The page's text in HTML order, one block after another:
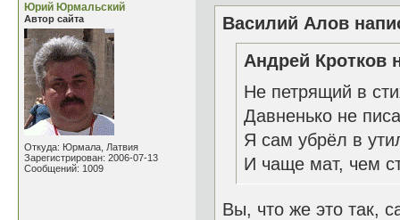
Юрий Юрмальский
Автор сайта
Откуда: Юрмала, Латвия
Зарегистрирован: 2006-07-13
Сообщений: 1009
Василий Алов
Андрей Кротков
Не петрящий в
Давненько не
Я сам убрёл в
И чаще мат, чем
Вы, что же это так,